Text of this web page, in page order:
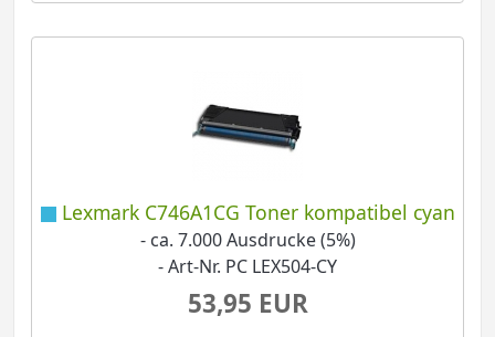
Lexmark C746A1CG Toner kompatibel cyan
- ca. 7.000 Ausdrucke (5%)
- Art-Nr. PC LEX504-CY
53,95 EUR